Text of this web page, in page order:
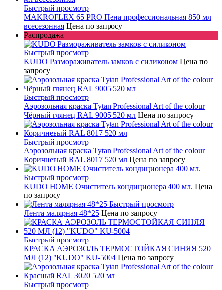
Быстрый просмотр
MAKROFLEX 65 PRO Пена профессиональная 850 мл
всесезонная Цена по запросу
Распродажа
Быстрый просмотр
KUDO Размораживатель замков с силиконом Цена по
запросу
Быстрый просмотр
Аэрозольная краска Tytan Professional Art of the colour
Чёрный глянец RAL 9005 520 мл Цена по запросу
Быстрый просмотр
Аэрозольная краска Tytan Professional Art of the colour
Коричневый RAL 8017 520 мл Цена по запросу
Быстрый просмотр
KUDO HOME Очиститель кондиционера 400 мл. Цена
по запросу
Быстрый просмотр
Лента малярная 48*25 Цена по запросу
Быстрый просмотр
КРАСКА АЭРОЗОЛЬ ТЕРМОСТОЙКАЯ СИНЯЯ 520
МЛ (12) "KUDO" KU-5004 Цена по запросу
Быстрый просмотр